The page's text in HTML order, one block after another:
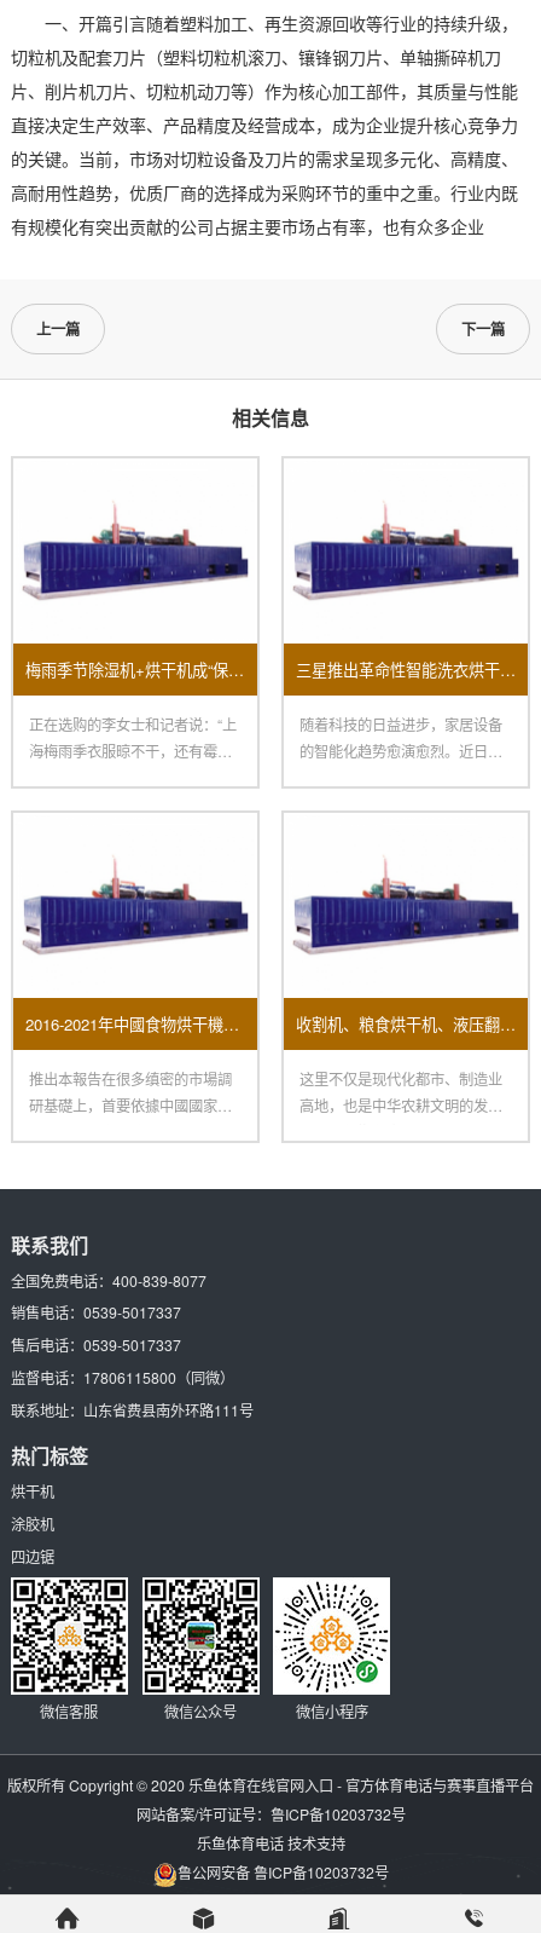
一、开篇引言随着塑料加工、再生资源回收等行业的持续升级，
切粒机及配套刀片（塑料切粒机滚刀、镶锋钢刀片、单轴撕碎机刀
片、削片机刀片、切粒机动刀等）作为核心加工部件，其质量与性能
直接决定生产效率、产品精度及经营成本，成为企业提升核心竞争力
的关键。当前，市场对切粒设备及刀片的需求呈现多元化、高精度、
高耐用性趋势，优质厂商的选择成为采购环节的重中之重。行业内既
有规模化有突出贡献的公司占据主要市场占有率，也有众多企业
上一篇 下一篇
相关信息
梅雨季节除湿机+烘干机成“保命组合”销量大面积上涨！
正在选购的李女士和记者说：“上
海梅雨季衣服晾不干，还有霉
三星推出革命性智能洗衣烘干机全方面提升用户家居体验
随着科技的日益进步，家居设备
的智能化趋势愈演愈烈。近日，
2016-2021年中國食物烘干機市場远景及投資機會研讨報告
推出本報告在很多缜密的市場調
研基礎上，首要依據中國國家統
收割机、粮食烘干机、液压翻转犁、脱粒机……涵盖农事全环节 “郑州造”一键打包
这里不仅是现代化都市、制造业
高地，也是中华农耕文明的发祥
联系我们
全国免费电话： 400-839-8077
销售电话： 0539-5017337
售后电话： 0539-5017337
监督电话： 17806115800（同微）
联系地址： 山东省费县南外环路111号
热门标签
烘干机
涂胶机
四边锯
微信客服 微信公众号 微信小程序
版权所有 Copyright © 2020乐鱼体育在线官网入口 - 官方体育电话与赛事直播平台
网站备案/许可证号： 鲁ICP备10203732号
乐鱼体育电话技术支持
鲁公网安备 鲁ICP备10203732号